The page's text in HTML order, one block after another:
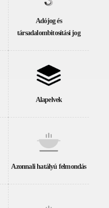
Adójog és
társadalombitosítási jog
Alapelvek
Azonnali hatályú felmondás